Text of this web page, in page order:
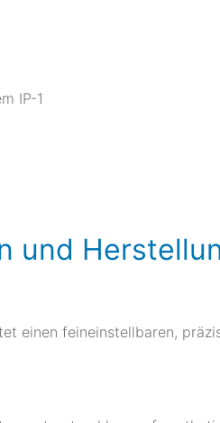
IP-1
und
einen feineinstellbaren,